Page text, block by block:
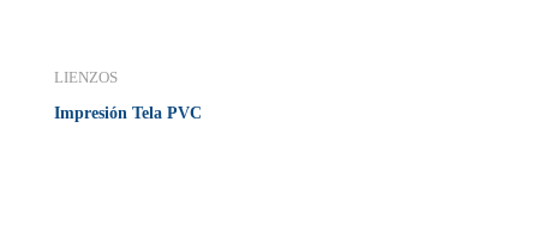
LIENZOS
Impresión Tela PVC